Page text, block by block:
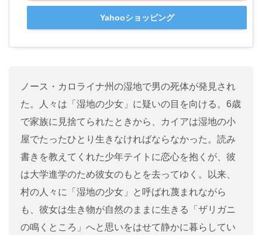
Yahooショッピング
ノース・カロライナ州の湿地で男の死体が発見され
た。人々は「湿地の少女」に疑いの目を向ける。6歳
で家族に見捨てられたときから、カイアは湿地の小
屋でたったひとり生きなければならなかった。読み
書きを教えてくれた少年テイトに恋心を抱くが、彼
は大学進学のため彼女のもとを去ってゆく。以来、
村の人々に「湿地の少女」と呼ばれ蔑まれながら
も、彼女は生き物が自然のままに生きる「ザリガニ
の鳴くところ」へと思いをはせて静かに暮らしてい